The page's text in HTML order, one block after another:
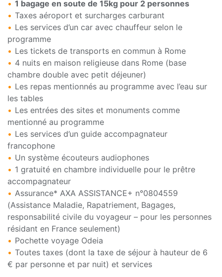
1 bagage en soute de 15kg pour 2 personnes
Taxes aéroport et surcharges carburant
Les services d’un car avec chauffeur selon le
programme
Les tickets de transports en commun à Rome
4 nuits en maison religieuse dans Rome (base
chambre double avec petit déjeuner)
Les repas mentionnés au programme avec l’eau sur
les tables
Les entrées des sites et monuments comme
mentionné au programme
Les services d’un guide accompagnateur
francophone
Un système écouteurs audiophones
1 gratuité en chambre individuelle pour le prêtre
accompagnateur
Assurance* AXA ASSISTANCE+ n°0804559
(Assistance Maladie, Rapatriement, Bagages,
responsabilité civile du voyageur – pour les personnes
résidant en France seulement)
Pochette voyage Odeia
Toutes taxes (dont la taxe de séjour à hauteur de 6
€ par personne et par nuit) et services